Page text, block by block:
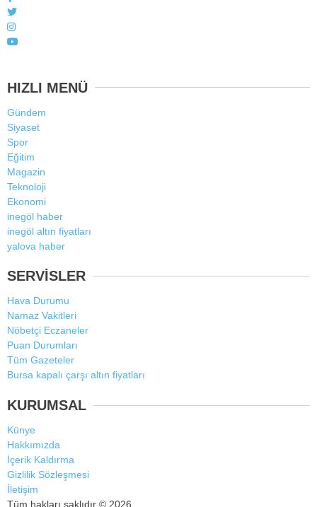
HIZLI MENÜ
Gündem
Siyaset
Spor
Eğitim
Magazin
Teknoloji
Ekonomi
inegöl haber
inegöl altın fiyatları
yalova haber
SERVİSLER
Hava Durumu
Namaz Vakitleri
Nöbetçi Eczaneler
Puan Durumları
Tüm Gazeteler
Bursa kapalı çarşı altın fiyatları
KURUMSAL
Künye
Hakkımızda
İçerik Kaldırma
Gizlilik Sözleşmesi
İletişim
Tüm hakları saklıdır © 2026